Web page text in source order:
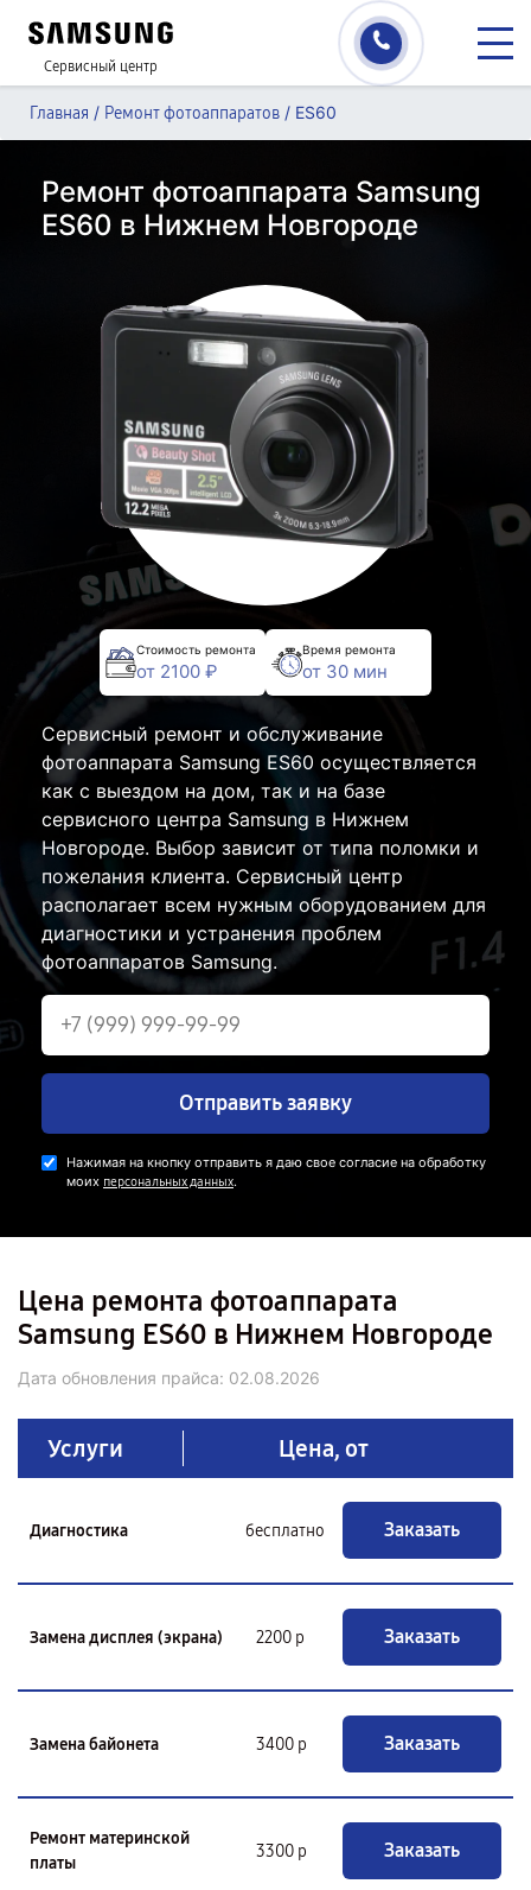
Сервисный центр
Главная / Ремонт фотоаппаратов / ES60
Ремонт фотоаппарата Samsung
ES60 в Нижнем Новгороде
Стоимость ремонта
от 2100 ₽
Время ремонта
от 30 мин
Сервисный ремонт и обслуживание
фотоаппарата Samsung ES60 осуществляется
как с выездом на дом, так и на базе
сервисного центра Samsung в Нижнем
Новгороде. Выбор зависит от типа поломки и
пожелания клиента. Сервисный центр
располагает всем нужным оборудованием для
диагностики и устранения проблем
фотоаппаратов Samsung.
Отправить заявку
Нажимая на кнопку отправить я даю свое согласие на обработку
моих персональных данных.
Цена ремонта фотоаппарата
Samsung ES60 в Нижнем Новгороде
Дата обновления прайса: 02.08.2026
Услуги Цена, от
Диагностика бесплатно Заказать
Замена дисплея (экрана) 2200 р Заказать
Замена байонета 3400 р Заказать
Ремонт материнской
платы
3300 р Заказать